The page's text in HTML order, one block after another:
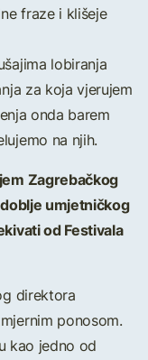
fraze i klišeje
lobiranja
za koja vjerujem
onda barem
na njih.
Zagrebačkog
umjetničkog
od Festivala
direktora
ponosom.
kao jedno od